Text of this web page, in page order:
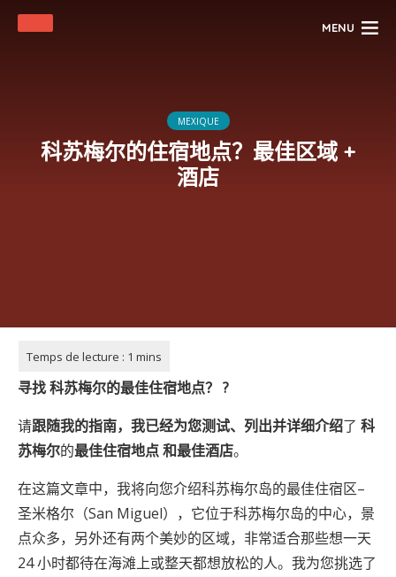
MENU
MEXIQUE
科苏梅尔的住宿地点？最佳区域 +
酒店
寻找科苏梅尔的最佳住宿地点？ ?
请跟随我的指南，我已经为您测试、列出并详细介绍了 科
苏梅尔的最佳住宿地点和最佳酒店。
在这篇文章中，我将向您介绍科苏梅尔岛的最佳住宿区–
圣米格尔（San Miguel），它位于科苏梅尔岛的中心，景
点众多，另外还有两个美妙的区域，非常适合那些想一天
24 小时都待在海滩上或整天都想放松的人。我为您挑选了